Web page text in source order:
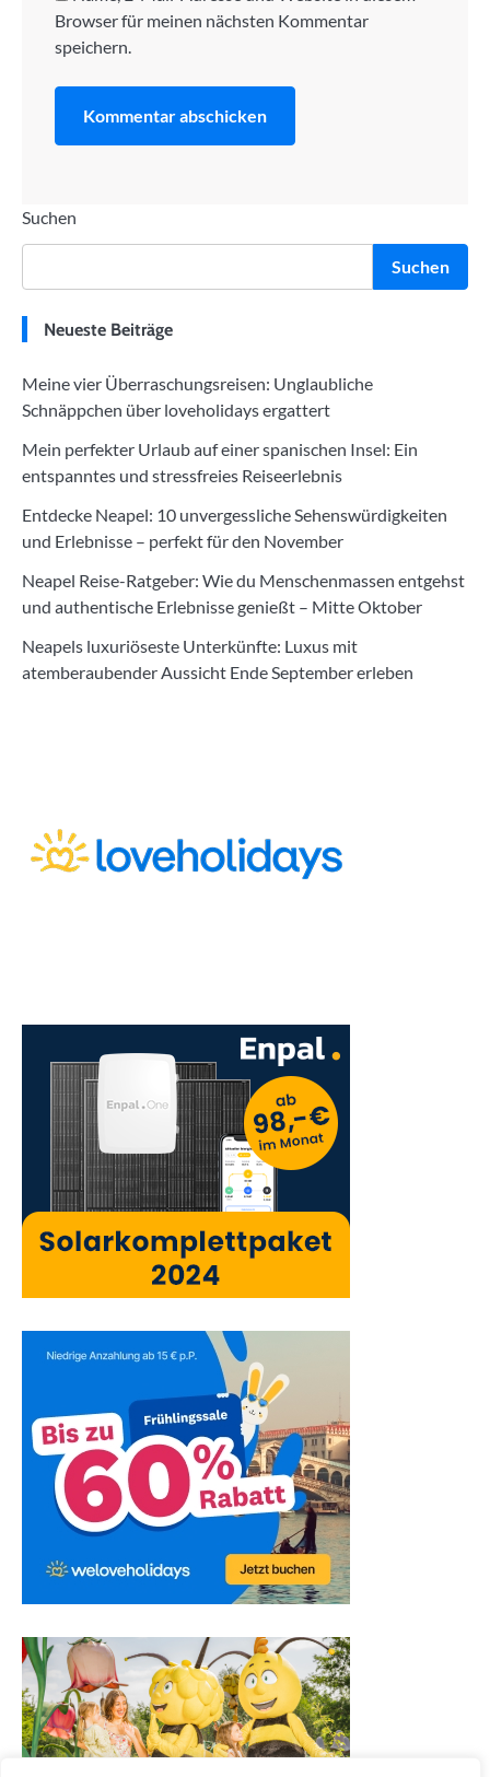
Browser für meinen nächsten Kommentar
speichern.
Suchen
Suchen
Neueste Beiträge
Meine vier Überraschungsreisen: Unglaubliche
Schnäppchen über loveholidays ergattert
Mein perfekter Urlaub auf einer spanischen Insel: Ein
entspanntes und stressfreies Reiseerlebnis
Entdecke Neapel: 10 unvergessliche Sehenswürdigkeiten
und Erlebnisse – perfekt für den November
Neapel Reise-Ratgeber: Wie du Menschenmassen entgehst
und authentische Erlebnisse genießt – Mitte Oktober
Neapels luxuriöseste Unterkünfte: Luxus mit
atemberaubender Aussicht Ende September erleben